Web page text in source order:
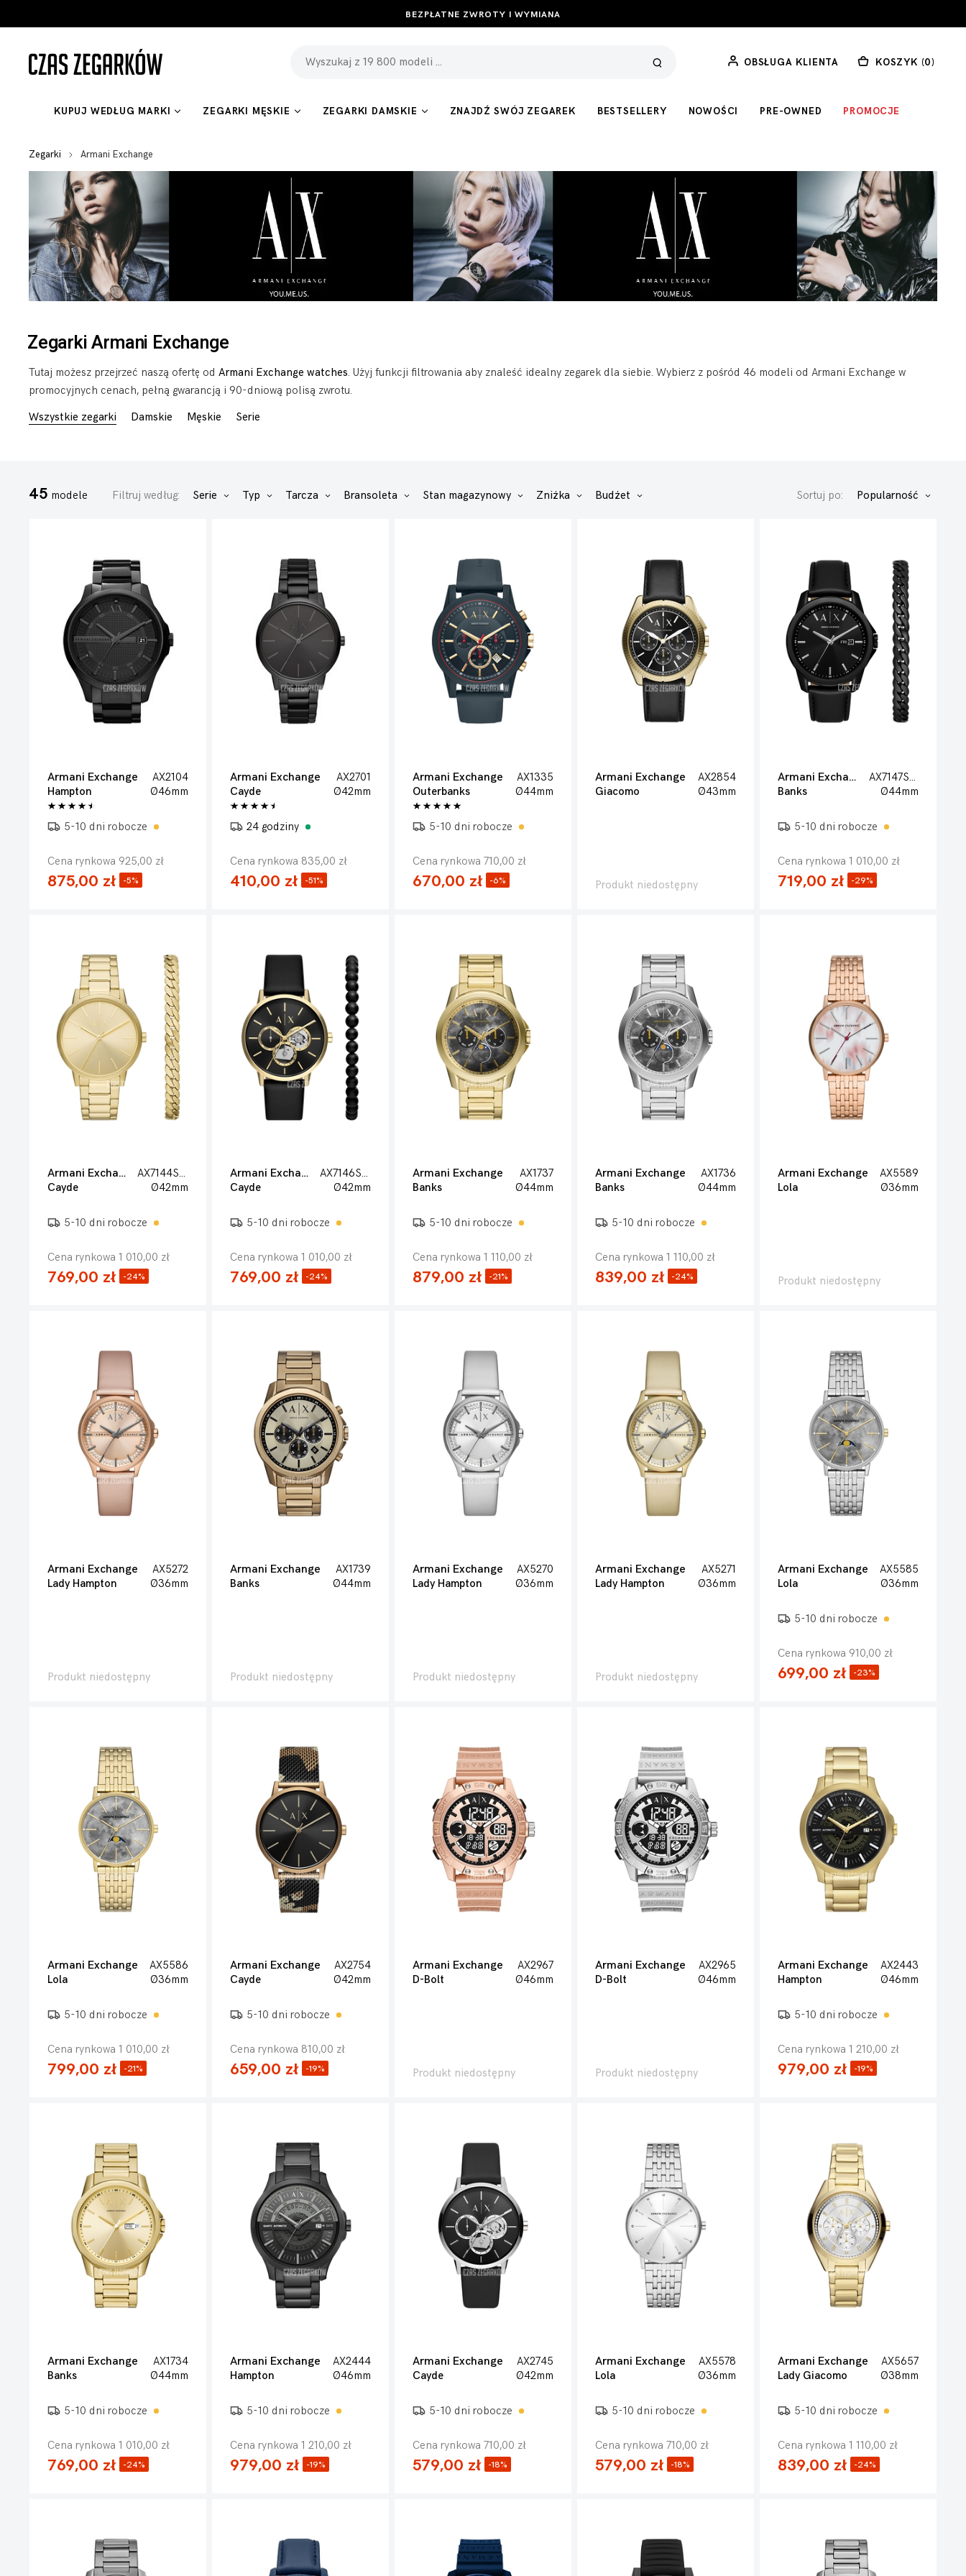
BEZPŁATNE ZWROTY I WYMIANA
OBSŁUGA KLIENTA KOSZYK (0)
KUPUJ WEDŁUG MARKI ZEGARKI MĘSKIE ZEGARKI DAMSKIE ZNAJDŹ SWÓJ ZEGAREK BESTSELLERY NOWOŚCI PRE-OWNED PROMOCJE
Zegarki Armani Exchange
Zegarki Armani Exchange
Tutaj możesz przejrzeć naszą ofertę od Armani Exchange watches. Użyj funkcji filtrowania aby znaleść idealny zegarek dla siebie. Wybierz z pośród 46 modeli od Armani Exchange w
promocyjnych cenach, pełną gwarancją i 90-dniową polisą zwrotu.
Wszystkie zegarki
Damskie Męskie Serie
45 modele Filtruj według: Serie Typ Tarcza Bransoleta Stan magazynowy Zniżka Budżet Sortuj po: Popularność
Armani Exchange
AX2104
Hampton
Ø46mm
5-10 dni robocze
Cena rynkowa 925,00 zł
875,00 zł -5%
Armani Exchange
AX2701
Cayde
Ø42mm
24 godziny
Cena rynkowa 835,00 zł
410,00 zł -51%
Armani Exchange
AX1335
Outerbanks
Ø44mm
5-10 dni robocze
Cena rynkowa 710,00 zł
670,00 zł -6%
Armani Exchange
AX2854
Giacomo
Ø43mm
Produkt niedostępny
Armani Exchange
AX7147SET
Banks
Ø44mm
5-10 dni robocze
Cena rynkowa 1 010,00 zł
719,00 zł -29%
Armani Exchange
AX7144SET
Cayde
Ø42mm
5-10 dni robocze
Cena rynkowa 1 010,00 zł
769,00 zł -24%
Armani Exchange
AX7146SET
Cayde
Ø42mm
5-10 dni robocze
Cena rynkowa 1 010,00 zł
769,00 zł -24%
Armani Exchange
AX1737
Banks
Ø44mm
5-10 dni robocze
Cena rynkowa 1 110,00 zł
879,00 zł -21%
Armani Exchange
AX1736
Banks
Ø44mm
5-10 dni robocze
Cena rynkowa 1 110,00 zł
839,00 zł -24%
Armani Exchange
AX5589
Lola
Ø36mm
Produkt niedostępny
Armani Exchange
AX5272
Lady Hampton
Ø36mm
Produkt niedostępny
Armani Exchange
AX1739
Banks
Ø44mm
Produkt niedostępny
Armani Exchange
AX5270
Lady Hampton
Ø36mm
Produkt niedostępny
Armani Exchange
AX5271
Lady Hampton
Ø36mm
Produkt niedostępny
Armani Exchange
AX5585
Lola
Ø36mm
5-10 dni robocze
Cena rynkowa 910,00 zł
699,00 zł -23%
Armani Exchange
AX5586
Lola
Ø36mm
5-10 dni robocze
Cena rynkowa 1 010,00 zł
799,00 zł -21%
Armani Exchange
AX2754
Cayde
Ø42mm
5-10 dni robocze
Cena rynkowa 810,00 zł
659,00 zł -19%
Armani Exchange
AX2967
D-Bolt
Ø46mm
Produkt niedostępny
Armani Exchange
AX2965
D-Bolt
Ø46mm
Produkt niedostępny
Armani Exchange
AX2443
Hampton
Ø46mm
5-10 dni robocze
Cena rynkowa 1 210,00 zł
979,00 zł -19%
Armani Exchange
AX1734
Banks
Ø44mm
5-10 dni robocze
Cena rynkowa 1 010,00 zł
769,00 zł -24%
Armani Exchange
AX2444
Hampton
Ø46mm
5-10 dni robocze
Cena rynkowa 1 210,00 zł
979,00 zł -19%
Armani Exchange
AX2745
Cayde
Ø42mm
5-10 dni robocze
Cena rynkowa 710,00 zł
579,00 zł -18%
Armani Exchange
AX5578
Lola
Ø36mm
5-10 dni robocze
Cena rynkowa 710,00 zł
579,00 zł -18%
Armani Exchange
AX5657
Lady Giacomo
Ø38mm
5-10 dni robocze
Cena rynkowa 1 110,00 zł
839,00 zł -24%